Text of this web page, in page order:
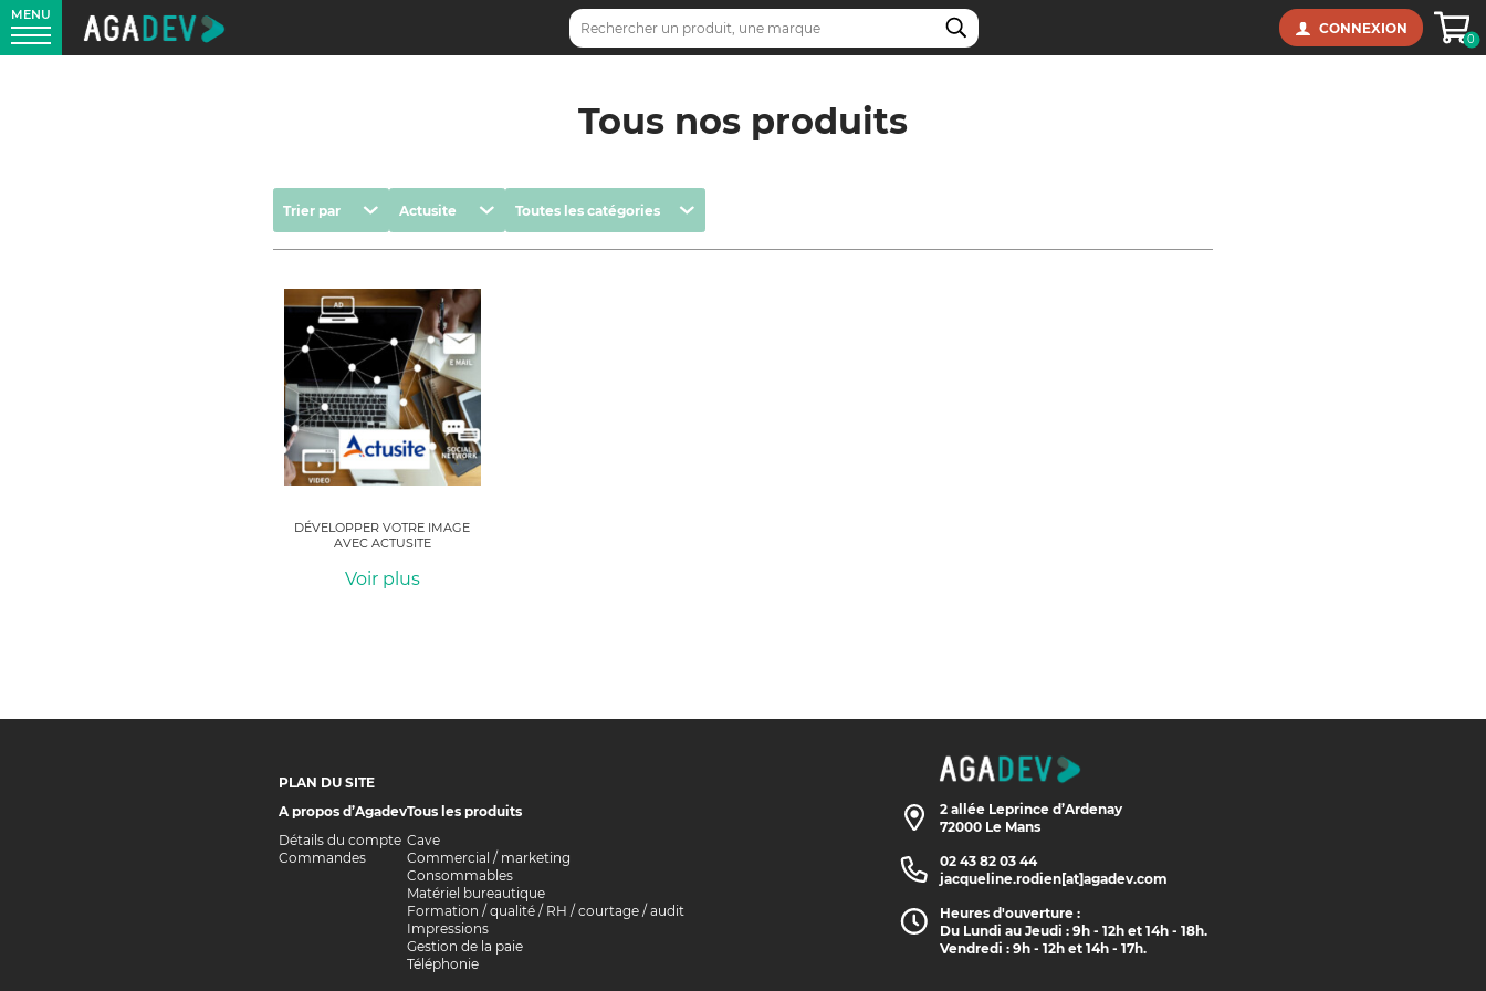
MENU Recherche CONNEXION
0
Tous nos produits
Trier
par
Trier par
Marques
Actusite Toutes les catégories
DÉVELOPPER VOTRE IMAGE
AVEC ACTUSITE
Voir plus
PLAN DU SITE
A propos d’Agadev
Détails du compte
Commandes
Tous les produits
Cave
Commercial / marketing
Consommables
Matériel bureautique
Formation / qualité / RH / courtage / audit
Impressions
Gestion de la paie
Téléphonie
2 allée Leprince d’Ardenay
72000 Le Mans
02 43 82 03 44
jacqueline.rodien[at]agadev.com
Heures d'ouverture :
Du Lundi au Jeudi : 9h - 12h et 14h - 18h.
Vendredi : 9h - 12h et 14h - 17h.